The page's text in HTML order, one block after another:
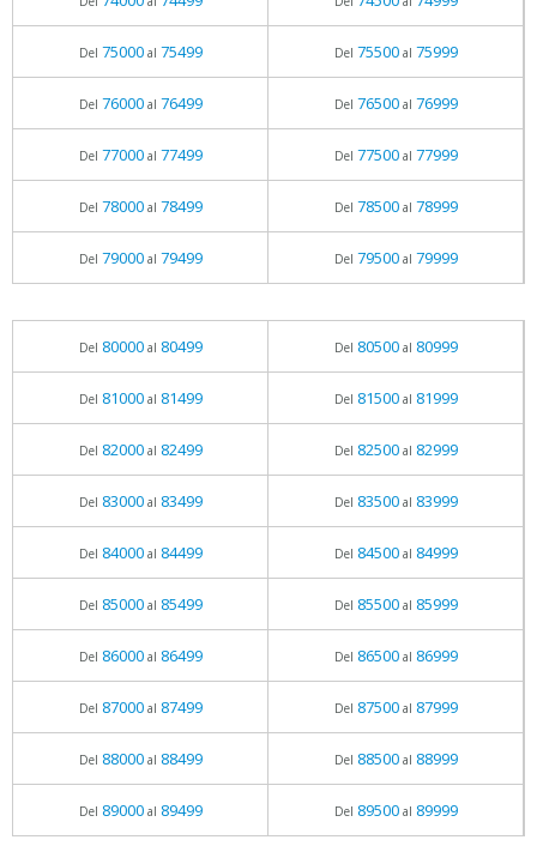
Del 75000al 75499 Del 75500al 75999
Del 76000al 76499 Del 76500al 76999
Del 77000al 77499 Del 77500al 77999
Del 78000al 78499 Del 78500al 78999
Del 79000al 79499 Del 79500al 79999
Del 80000al 80499 Del 80500al 80999
Del 81000al 81499 Del 81500al 81999
Del 82000al 82499 Del 82500al 82999
Del 83000al 83499 Del 83500al 83999
Del 84000al 84499 Del 84500al 84999
Del 85000al 85499 Del 85500al 85999
Del 86000al 86499 Del 86500al 86999
Del 87000al 87499 Del 87500al 87999
Del 88000al 88499 Del 88500al 88999
Del 89000al 89499 Del 89500al 89999